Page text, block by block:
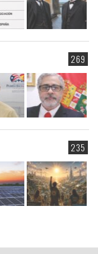
269
235